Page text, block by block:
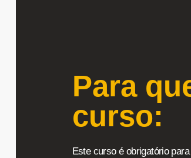
Para
curso:
Este curso é obrigatório